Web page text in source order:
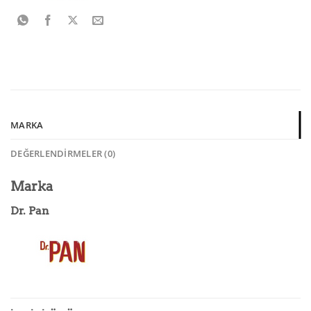
MARKA
DEĞERLENDIRMELER (0)
Marka
Dr. Pan